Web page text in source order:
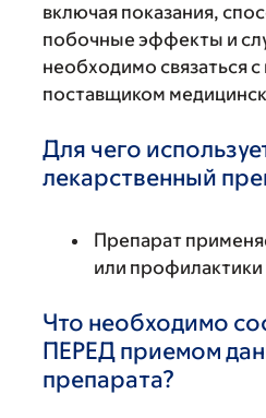
включая показания,
побочные эффекты и
необходимо связаться
поставщиком
Для чего
лекарственный
Препарат
или
Что необходимо
ПЕРЕД приемом
препарата?